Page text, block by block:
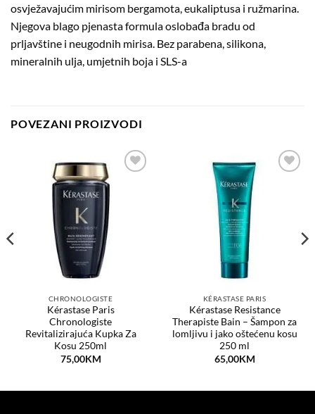
osvježavajućim mirisom bergamota, eukaliptusa i ružmarina.
Njegova blago pjenasta formula oslobađa bradu od
prljavštine i neugodnih mirisa. Bez parabena, silikona,
mineralnih ulja, umjetnih boja i SLS-a
POVEZANI PROIZVODI
CHRONOLOGISTE
Kérastase Paris
Chronologiste
Revitalizirajuća Kupka Za
Kosu 250ml
75,00KM
KÉRASTASE PARIS
Kérastase Resistance
Therapiste Bain – Šampon za
lomljivu i jako oštećenu kosu
250 ml
65,00KM